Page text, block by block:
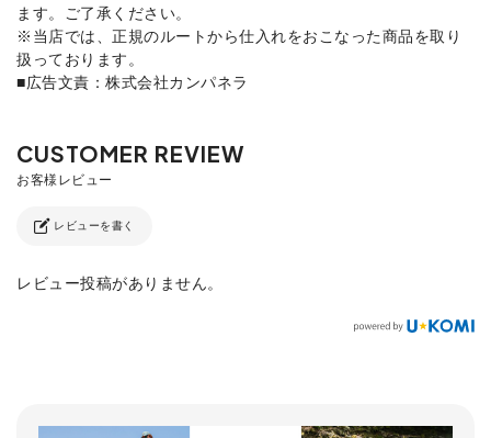
ます。ご了承ください。
※当店では、正規のルートから仕入れをおこなった商品を取り
扱っております。
■広告文責：株式会社カンパネラ
レビューを書く
レビュー投稿がありません。